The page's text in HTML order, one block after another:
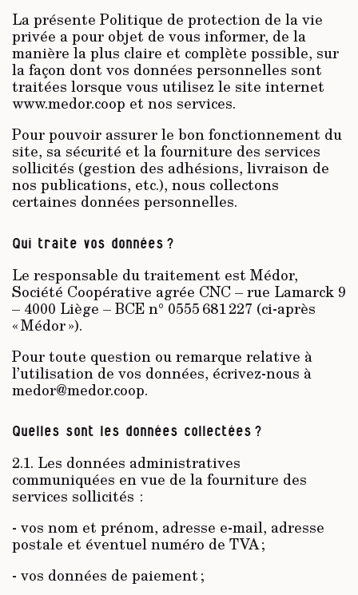
La présente Politique de protection de la vie
privée a pour objet de vous informer, de la
manière la plus claire et complète possible, sur
la façon dont vos données personnelles sont
traitées lorsque vous utilisez le site internet
www.medor.coop et nos services.
Pour pouvoir assurer le bon fonctionnement du
site, sa sécurité et la fourniture des services
sollicités (gestion des adhésions, livraison de
nos publications, etc.), nous collectons
certaines données personnelles.
Qui traite vos données ?
Le responsable du traitement est Médor,
Société Coopérative agrée CNC – rue Lamarck 9
– 4000 Liège – BCE n° 0555 681 227 (ci-après
« Médor »).
Pour toute question ou remarque relative à
l’utilisation de vos données, écrivez-nous à
medor@medor.coop.
Quelles sont les données collectées ?
2.1. Les données administratives
communiquées en vue de la fourniture des
services sollicités :
- vos nom et prénom, adresse e-mail, adresse
postale et éventuel numéro de TVA ;
- vos données de paiement ;